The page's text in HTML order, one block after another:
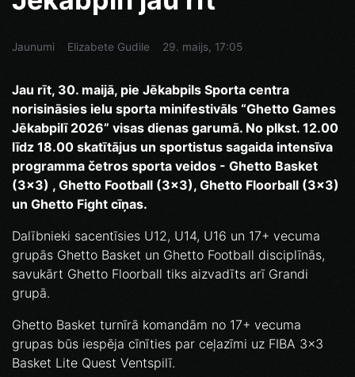
Jaunumi Elizabete Gudile 29. maijs, 17:05
Jau rīt, 30. maijā, pie Jēkabpils Sporta centra
norisināsies ielu sporta minifestivāls “Ghetto Games
Jēkabpilī 2026” visas dienas garumā. No plkst. 12.00
līdz 18.00 skatītājus un sportistus sagaida intensīva
programma četros sporta veidos - Ghetto Basket
(3x3) , Ghetto Football (3x3), Ghetto Floorball (3x3)
un Ghetto Fight cīņas.
Dalībnieki sacentīsies U12, U14, U16 un 17+ vecuma
grupās Ghetto Basket un Ghetto Football disciplīnās,
savukārt Ghetto Floorball tiks aizvadīts arī Grandi
grupā.
Ghetto Basket turnīrā komandām no 17+ vecuma
grupas būs iespēja cīnīties par ceļazīmi uz FIBA 3x3
Basket Lite Quest Ventspilī.